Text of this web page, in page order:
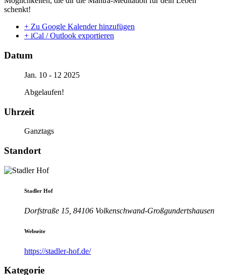
schenkt!
+ Zu Google Kalender hinzufügen
+ iCal / Outlook exportieren
Datum
Jan. 10 - 12 2025
Abgelaufen!
Uhrzeit
Ganztags
Standort
Stadler Hof
Dorfstraße 15, 84106 Volkenschwand-Großgundertshausen
Webseite
https://stadler-hof.de/
Kategorie